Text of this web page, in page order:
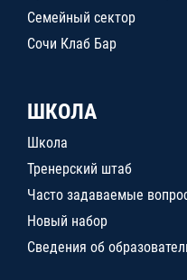
Семейный сектор
Сочи Клаб Бар
ШКОЛА
Школа
Тренерский штаб
Часто задаваемые
Новый набор
Сведения об